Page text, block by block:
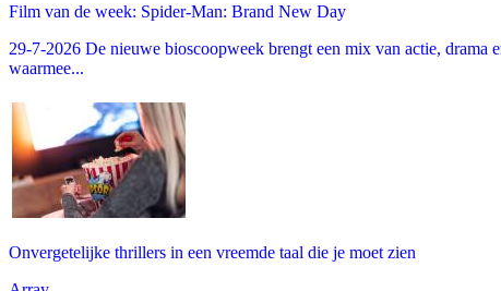
Film van de week: Spider-Man: Brand New Day
29-7-2026 De nieuwe bioscoopweek brengt een mix van actie,
waarmee...
Onvergetelijke thrillers in een vreemde taal die je moet zien